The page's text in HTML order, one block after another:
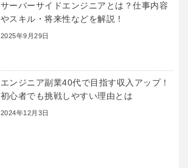
サーバーサイドエンジニアとは？仕事内容
やスキル・将来性などを解説！
2025年9月29日
エンジニア副業40代で目指す収入アップ！
初心者でも挑戦しやすい理由とは
2024年12月3日